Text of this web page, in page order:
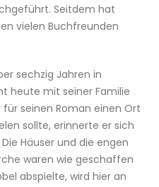
Seitdem hat
vielen Buchfreunden
sechzig Jahren in
heute mit seiner Familie
für seinen Roman einen Ort
sollte, erinnerte er sich
Häuser und die engen
waren wie geschaffen
abspielte, wird hier an